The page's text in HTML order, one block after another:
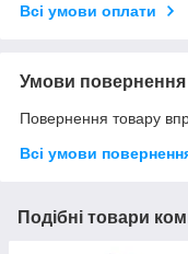
Всі умови оплати
Умови повернення
Повернення товару
Всі умови
Подібні товари